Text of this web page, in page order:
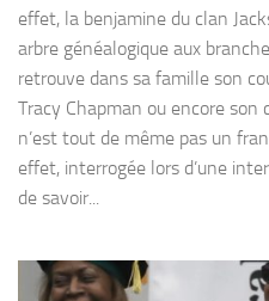
effet, la benjamine du clan
arbre généalogique aux
retrouve dans sa famille son
Tracy Chapman ou encore son
n’est tout de même pas un
effet, interrogée lors d’une
de savoir...